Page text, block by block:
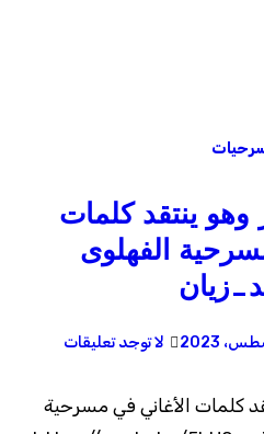
وهو ينتقد كلمات
الفهلوى
لا توجد تعليقات
كلمات الأغاني في مسرحية